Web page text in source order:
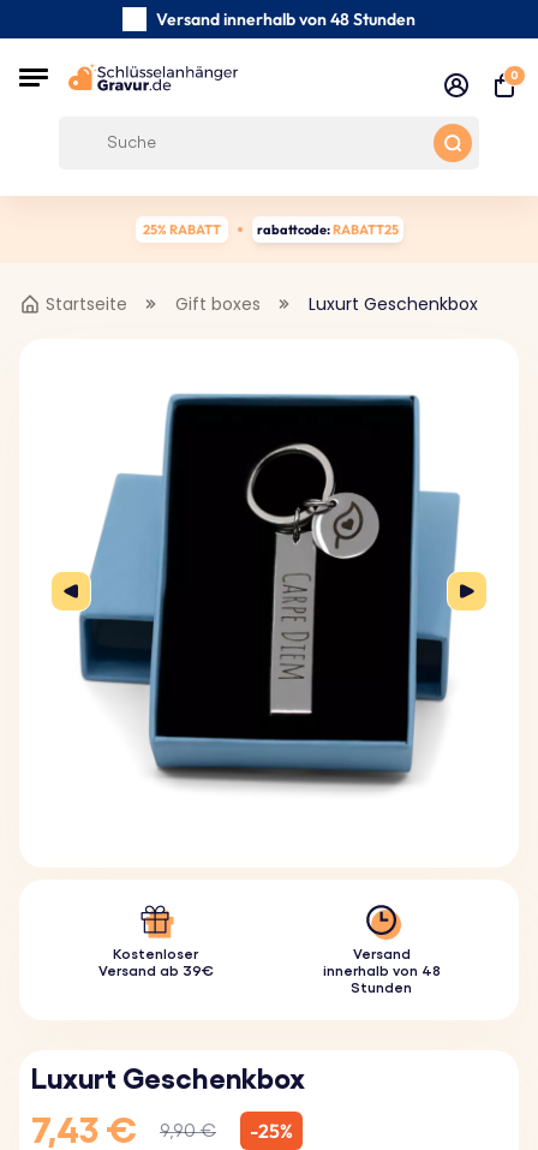
Versand innerhalb von 48 Stunden
0
25% RABATT rabattcode:RABATT25
Startseite Gift boxes Luxurt Geschenkbox
Kostenloser
Versand ab 39€
Versand
innerhalb von 48
Stunden
Luxurt Geschenkbox
7,43 € 9,90 € -25%